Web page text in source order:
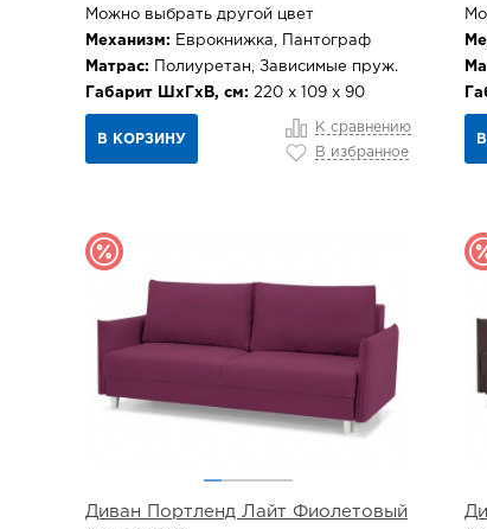
Можно выбрать другой цвет
Механизм: Еврокнижка, Пантограф
Матрас: Полиуретан, Зависимые пруж.
Габарит ШхГхВ, см: 220 х 109 х 90
В КОРЗИНУ
К сравнению
В избранное
Диван Портленд Лайт Фиолетовый